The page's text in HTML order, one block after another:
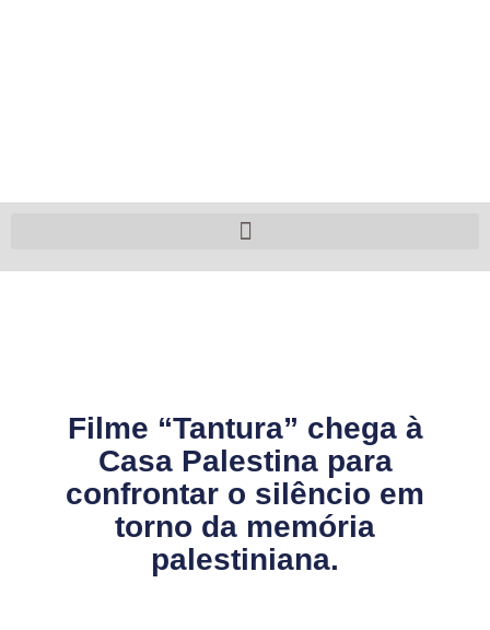
Filme “Tantura” chega à
Casa Palestina para
confrontar o silêncio em
torno da memória
palestiniana.